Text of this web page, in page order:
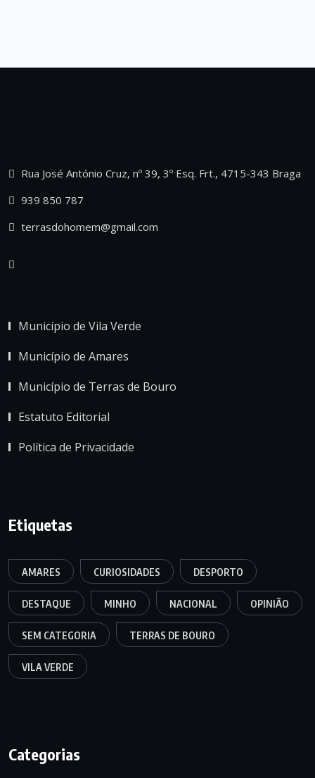
Rua José António Cruz, nº 39, 3º Esq. Frt., 4715-343 Braga
939 850 787
terrasdohomem@gmail.com
Município de Vila Verde
Município de Amares
Município de Terras de Bouro
Estatuto Editorial
Política de Privacidade
Etiquetas
AMARES CURIOSIDADES DESPORTO
DESTAQUE MINHO NACIONAL OPINIÃO
SEM CATEGORIA TERRAS DE BOURO
VILA VERDE
Categorias